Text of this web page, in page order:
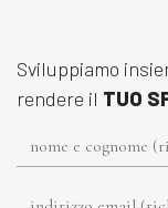
Sviluppiamo
rendere il TUO